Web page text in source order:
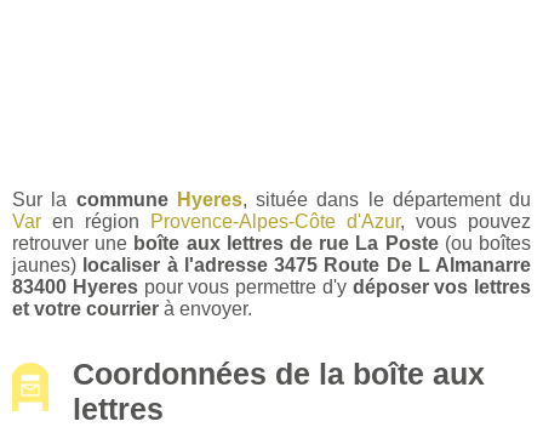
Sur la commune Hyeres, située dans le département du
Var en région Provence-Alpes-Côte d'Azur, vous pouvez
retrouver une boîte aux lettres de rue La Poste(ou boîtes
jaunes) localiser à l'adresse 3475 Route De L Almanarre
83400 Hyerespour vous permettre d'y déposer vos lettres
et votre courrier à envoyer.
Coordonnées de la boîte aux
lettres